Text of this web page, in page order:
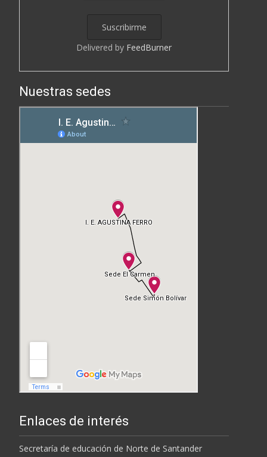
Delivered by FeedBurner
Nuestras sedes
Enlaces de interés
Secretaría de educación de Norte de Santander